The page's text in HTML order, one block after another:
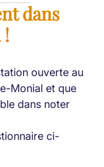
dans
ouverte au
Monial et que
dans noter
ci-